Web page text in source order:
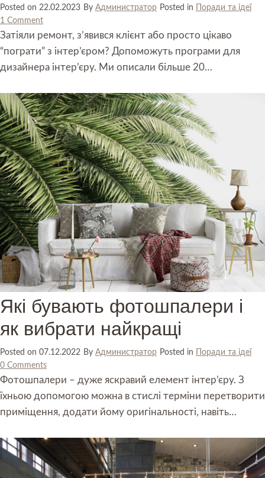
Posted on 22.02.2023 By Администратор Posted in
Поради та ідеї
1 Comment
Затіяли ремонт, з’явився клієнт або просто цікаво
“пограти” з інтер’єром? Допоможуть програми для
дизайнера інтер’єру. Ми описали більше 20…
Які бувають фотошпалери і
як вибрати найкращі
Posted on 07.12.2022 By Администратор Posted in
Поради та ідеї
0 Comments
Фотошпалери – дуже яскравий елемент інтер’єру. З
їхньою допомогою можна в стислі терміни перетворити
приміщення, додати йому оригінальності, навіть…